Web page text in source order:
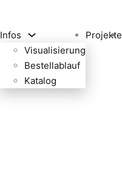
Infos
Visualisierung
Bestellablauf
Katalog
Projekte